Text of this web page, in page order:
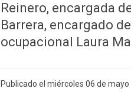
Reinero, encargada
Barrera, encargado
ocupacional Laura
Publicado el miércoles 06 de mayo